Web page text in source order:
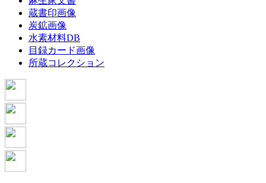
蔵書印画像
炭鉱画像
水素材料DB
目録カード画像
所蔵コレクション